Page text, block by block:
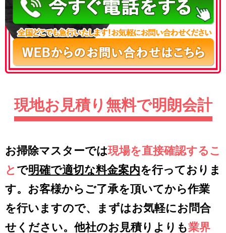
現地お見積り無料で明朗会計
お掃除マスターでは現場を直接確認するこ
と で明確で適切な料金案内を行っておりま
す。お客様からご了承を頂いてから作業
を行いますので、まずはお気軽にお問合
せください。他社のお見積りよりも業界